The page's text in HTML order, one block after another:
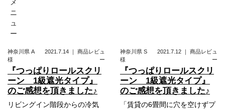
神奈川県 A
様
2021.7.14 ｜ 商品レビュ
ー
『つっぱりロールスクリ
ーン 1級遮光タイプ』
のご感想を頂きました♪
リビングイン階段からの冷気
神奈川県 S
様
2021.7.12 ｜ 商品レビュ
ー
『つっぱりロールスクリ
ーン 1級遮光タイプ』
のご感想を頂きました♪
「賃貸の6畳間に穴を空けずプ